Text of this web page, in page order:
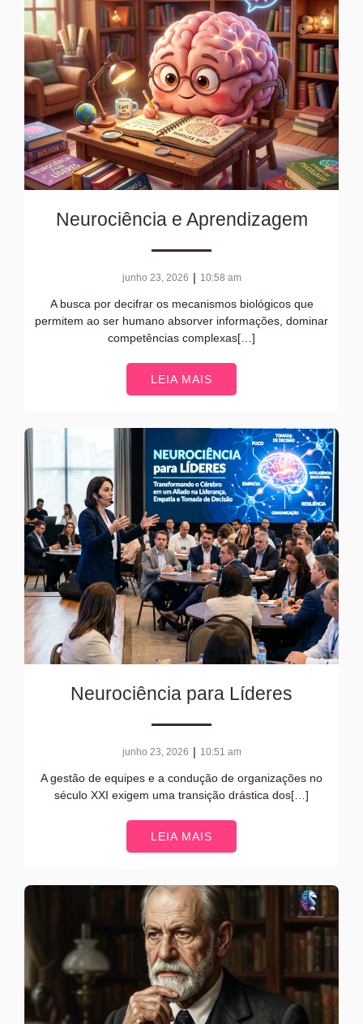
Neurociência e Aprendizagem
junho 23, 2026 | 10:58 am
A busca por decifrar os mecanismos biológicos que
permitem ao ser humano absorver informações, dominar
competências complexas[…]
LEIA MAIS
Neurociência para Líderes
junho 23, 2026 | 10:51 am
A gestão de equipes e a condução de organizações no
século XXI exigem uma transição drástica dos[…]
LEIA MAIS